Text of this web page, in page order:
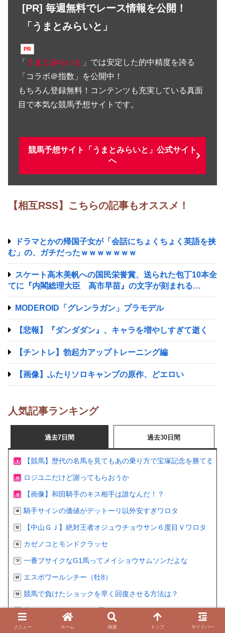
[PR] 毎週無料でレース情報を公開！
「うまとみらいと」
「 うまとみらいと 」では安定した的中精度を誇る
「コラボ＠指数」を公開中！
もちろん登録無料！コンテンツも充実している真面
目で本気な競馬予想サイトです。
競馬予想サイト「うまとみらいと」公式サイト
へ
【相互RSS】こちらの記事もオススメ！
ドラマとかの帰国子女が「会話にちょくちょく英語を挟
む」の、ガチだったｗｗｗｗｗｗｗ
スケート高木美帆への国民栄誉賞、送られた包丁10本全
てに『内閣総理大臣 高市早苗』の文字が刻まれる…
MODEROID「グレンラガン」プラモデル
【悲報】『ダンダダン』、キャラを増やしすぎて逝く
【チントレ】勃起力アップトレーニング編
【画像】ふたりソロキャンプの原作、どエロい
人気記事ランキング
過去7日間 過去30日間
【競馬】歴代の名馬を見てもあの乗り方で宝塚記念を勝てる
ロジユニだけど謝ってもらおうか
【画像】和田騎手のキス相手は誰なんだ！？
騎手サインの価値がデットーリ以外安すぎワロタ
【中山ＧＪ】絶対王者オジュウチョウサン６度目Ｖワロタ
カゼノコとモンドクラッセ
一番ブサイクなG1馬ってメイショウサムソンだよな
エスポワールシチー（牡8）
競馬で負けたショックを早く回復させる方法は？
父 ワンアンドオンリー 母 メイショウマンボ
メニュー ホーム 検索 トップ サイドバー